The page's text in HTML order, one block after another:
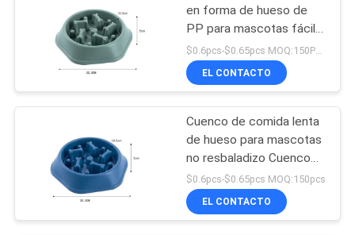
CONTACTO
PIDA
Correa de perro fácil
del paseo
Cuerda de la
39
en forma de hueso de
PP para mascotas fácil
de enjuagar Cuenco para
perros pequeño y
mediano
EL CONTACTO
Cuenco de comida lenta
de hueso para mascotas
no resbaladizo Cuenco
anti ahogamiento para
perros de tamaño
pequeño y mediano
$0.6pcs-$0.65pcs MOQ:150pcs
EL CONTACTO